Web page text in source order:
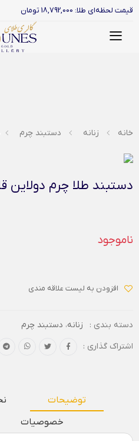
قیمت لحظه‌ای طلا: 18,792,000 تومان
خانه زنانه دستبند چرم
دستبند طلا چرم دولاین
ناموجود
افزودن به لیست علاقه مندی
دسته بندی : زنانه، دستبند چرم
اشتراک گذاری :
توضیحات
خصوصیات